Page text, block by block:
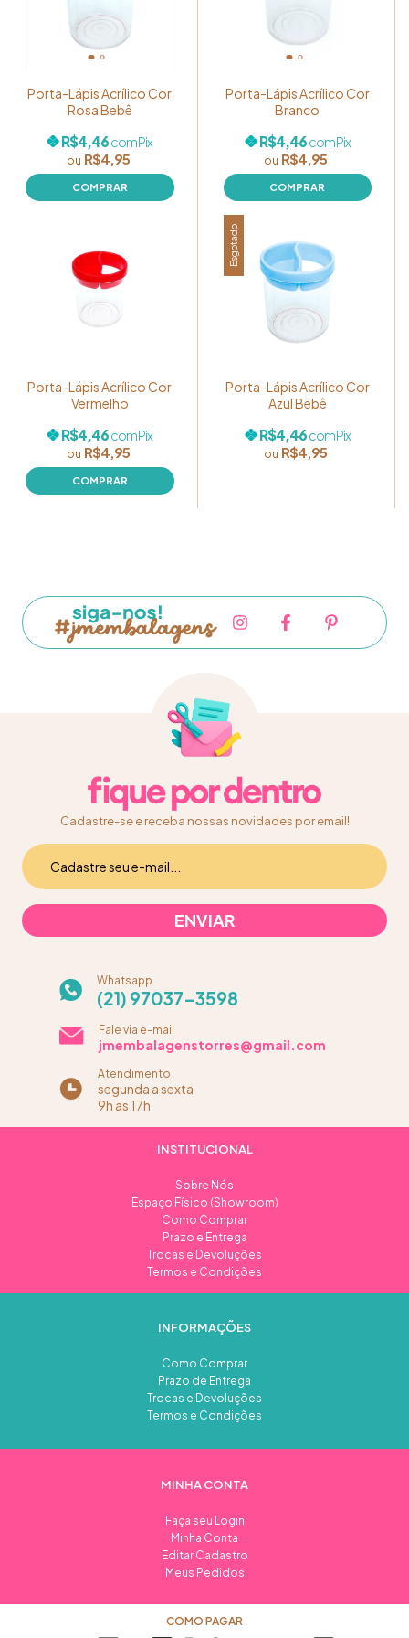
Porta-Lápis Acrílico Cor
Rosa Bebê
R$4,95
R$4,46comPix
Porta-Lápis Acrílico Cor
Branco
R$4,95
R$4,46comPix
Porta-Lápis Acrílico Cor
Vermelho
R$4,95
R$4,46comPix
Esgotado
Porta-Lápis Acrílico Cor
Azul Bebê
R$4,95
R$4,46comPix
Cadastre-se e receba nossas novidades por email!
Whatsapp
(21) 97037-3598
Fale via e-mail
jmembalagenstorres@gmail.com
Atendimento
segunda a sexta
9h as 17h
INSTITUCIONAL
Sobre Nós
Espaço Físico (Showroom)
Como Comprar
Prazo e Entrega
Trocas e Devoluções
Termos e Condições
INFORMAÇÕES
Como Comprar
Prazo de Entrega
Trocas e Devoluções
Termos e Condições
MINHA CONTA
Faça seu Login
Minha Conta
Editar Cadastro
Meus Pedidos
COMO PAGAR